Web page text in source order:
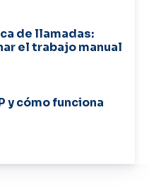
de llamadas:
el trabajo manual
y cómo funciona